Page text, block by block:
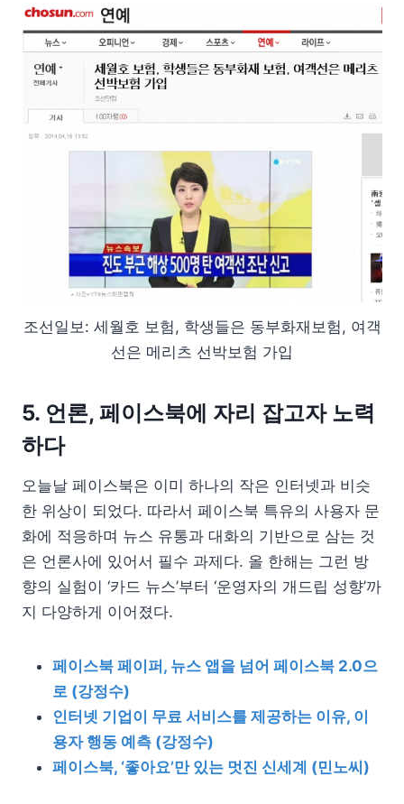
조선일보: 세월호 보험, 학생들은 동부화재보험, 여객
선은 메리츠 선박보험 가입
5. 언론, 페이스북에 자리 잡고자 노력
하다
오늘날 페이스북은 이미 하나의 작은 인터넷과 비슷
한 위상이 되었다. 따라서 페이스북 특유의 사용자 문
화에 적응하며 뉴스 유통과 대화의 기반으로 삼는 것
은 언론사에 있어서 필수 과제다. 올 한해는 그런 방
향의 실험이 ‘카드 뉴스’부터 ‘운영자의 개드립 성향’까
지 다양하게 이어졌다.
페이스북 페이퍼, 뉴스 앱을 넘어 페이스북 2.0으
로 (강정수)
인터넷 기업이 무료 서비스를 제공하는 이유, 이
용자 행동 예측 (강정수)
페이스북, ‘좋아요’만 있는 멋진 신세계 (민노씨)